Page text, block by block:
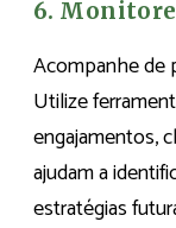
6.
Acompanhe de
Utilize
engajamentos,
ajudam a
estratégias